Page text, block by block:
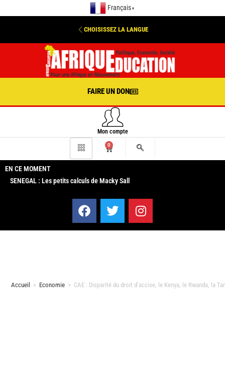
Français ▼
CHOISISSEZ LA LANGUE
FAIRE UN DON
Mon compte
0
EN CE MOMENT
SENEGAL : Les petits calculs de Macky Sall
Accueil > Economie > CAE : Disparité du droit d’accise, le Kenya, le Rwanda, la